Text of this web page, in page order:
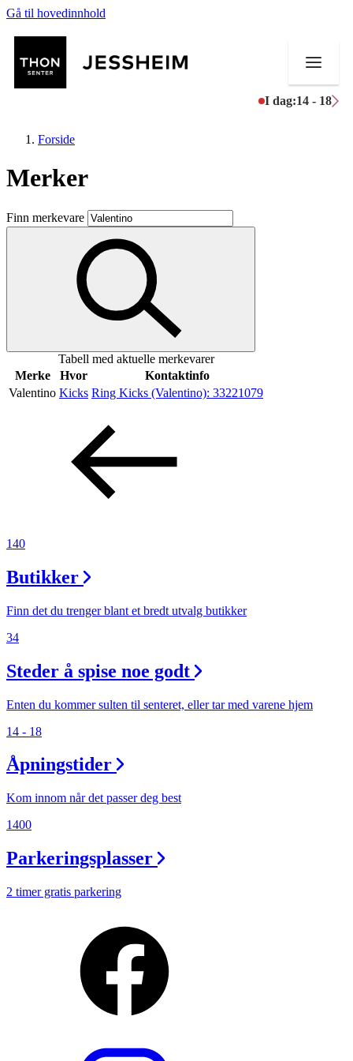
Gå til hovedinnhold
I dag:14 - 18
Butikker
Mat og drikke
Aktiviteter
Inspirasjon
Gavekort
Forside
Merker
Finn merkevare
Tabell med aktuelle merkevarer
Merke
Hvor
Kontaktinfo
Valentino Kicks Ring Kicks (Valentino): 33221079
140
Butikker
Finn det du trenger blant et bredt utvalg butikker
34
Steder å spise noe godt
Enten du kommer sulten til senteret, eller tar med varene hjem
14 - 18
Åpningstider
Kom innom når det passer deg best
1400
Parkeringsplasser
2 timer gratis parkering